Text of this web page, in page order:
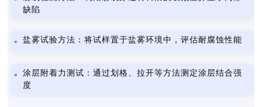
缺陷
盐雾试验方法：将试样置于盐雾环境中，评估耐腐蚀性能
涂层附着力测试：通过划格、拉开等方法测定涂层结合强
度